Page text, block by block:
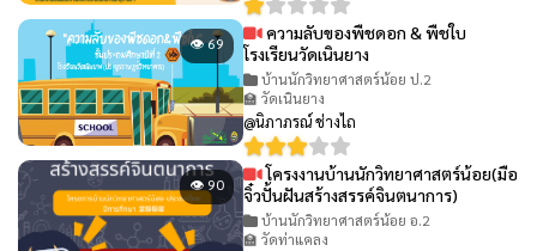
👁 69
ความลับของพืชดอก & พืชใบ
โรงเรียนวัดเนินยาง
บ้านนักวิทยาศาสตร์น้อย ป.2
🏫 วัดเนินยาง
@นิภาภรณ์ ช่างไถ
👁 90
โครงงานบ้านนักวิทยาศาสตร์น้อย(มือ
จิ๋วปั้นฝันสร้างสรรค์จินตนาการ)
บ้านนักวิทยาศาสตร์น้อย อ.2
🏫 วัดท่าแคลง